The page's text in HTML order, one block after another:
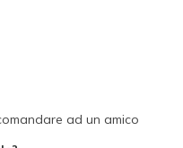
ad un amico